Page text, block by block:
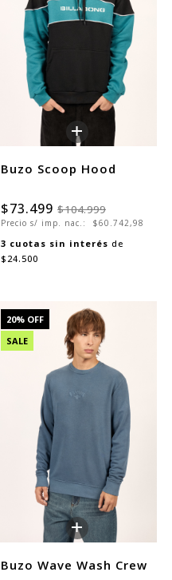
+
Buzo Scoop Hood
$73.499 $104.999
Precio s/ imp. nac.: $60.742,98
3 cuotas sin interés de
$24.500
20% OFF
SALE
+
Buzo Wave Wash Crew